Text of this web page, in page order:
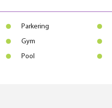
Parkering
Gym
Pool